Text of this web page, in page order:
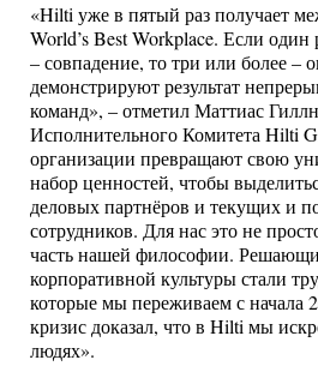
«Hilti уже в пятый раз получает
World’s Best Workplace. Если один
– совпадение, то три или более –
демонстрируют результат
команд», – отметил Маттиас
Исполнительного Комитета Hilti
организации превращают свою
набор ценностей, чтобы
деловых партнёров и текущих и
сотрудников. Для нас это не
часть нашей философии.
корпоративной культуры стали
которые мы переживаем с начала
кризис доказал, что в Hilti мы
людях».